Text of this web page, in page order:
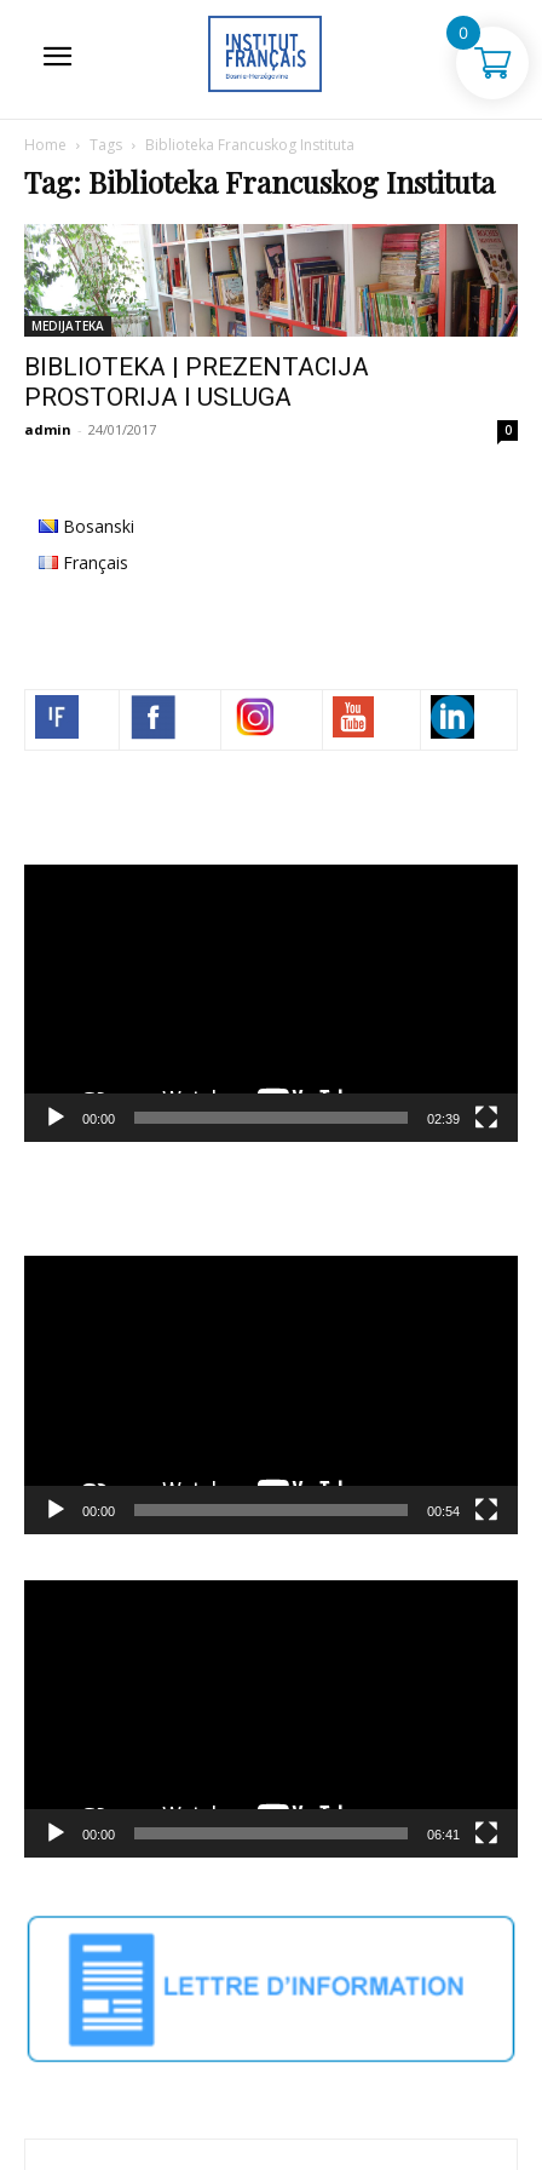
Home Tags Biblioteka Francuskog Instituta
Tag: Biblioteka Francuskog Instituta
MEDIJATEKA
BIBLIOTEKA | PREZENTACIJA
PROSTORIJA I USLUGA
admin - 24/01/2017 0
Bosanski
Français
00:00 02:39
00:00 00:54
00:00 06:41
0